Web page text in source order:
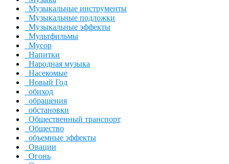
Музыкальные инструменты
Музыкальные подложки
Музыкальные эффекты
Мультфильмы
Мусор
Напитки
Народная музыка
Насекомые
Новый Год
обиход
обращения
обстановки
Общественный транспорт
Общество
объемные эффекты
Овации
Огонь